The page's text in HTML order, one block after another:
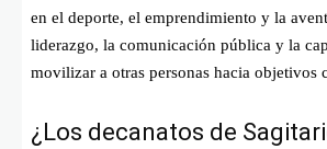
en el deporte, el emprendimiento y la
liderazgo, la comunicación pública y la
movilizar a otras personas hacia objetivos
¿Los decanatos de